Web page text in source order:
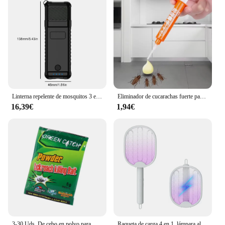
outdoor use, including patios, gardens, and
balconies
Shape or Size or Weight or Quantity: Each set
includes 3 lamps, providing ample coverage for
larger areas
Performance and Property: Efficiently captures and
kills mosquitoes, minimizing the risk of mosquito-
borne diseases
Features:
**Efficient Mosquito Control**
atrapamosquitos are a must-have for anyone
looking to maintain a mosquito-free environment.
These lamps are designed to efficiently capture and
kill mosquitoes, ensuring that you can enjoy your
outdoor spaces without the constant nuisance of
these pesky insects. The sleek, modern design of
these lamps blends seamlessly with any decor,
making them an attractive addition to your home or
16,39€
Eliminador de cucarachas fuerte para el hogar, cocina, sala de estar, inodoro, atrapamoscas rápido
1,94€